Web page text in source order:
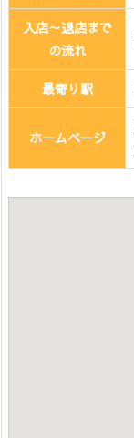
入店～退店まで
の流れ
最寄り駅
ホームページ